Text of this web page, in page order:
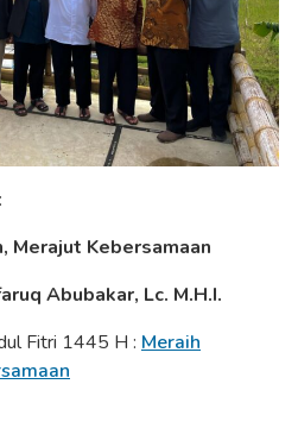
Merajut Kebersamaan
Abubakar, Lc. M.H.I.
Fitri 1445 H : Meraih